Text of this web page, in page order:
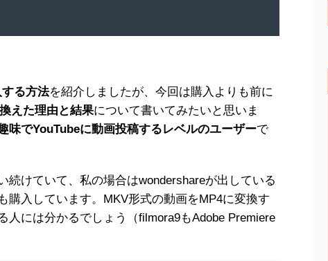
る方法を紹介しましたが、今回は購入よりも前に
えた理由と結果について書いてみたいと思いま
味でYouTubeに動画投稿するレベルのユーザーで
続けていて、私の場合はwondershareが出している
購入しています。MKV形式の動画をMP4に変換す
人には分かるでしょう（filmora9もAdobe Premiere